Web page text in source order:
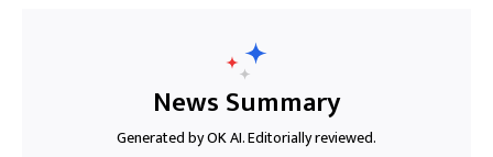
News Summary
Generated by OK AI. Editorially reviewed.